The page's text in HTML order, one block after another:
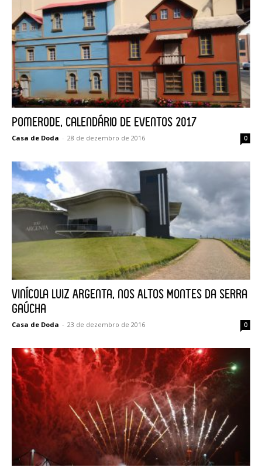
Pomerode, calendário de eventos 2017
Casa de Doda - 28 de dezembro de 2016 0
Vinícola Luiz Argenta, nos Altos Montes da Serra
gaúcha
Casa de Doda - 23 de dezembro de 2016 0